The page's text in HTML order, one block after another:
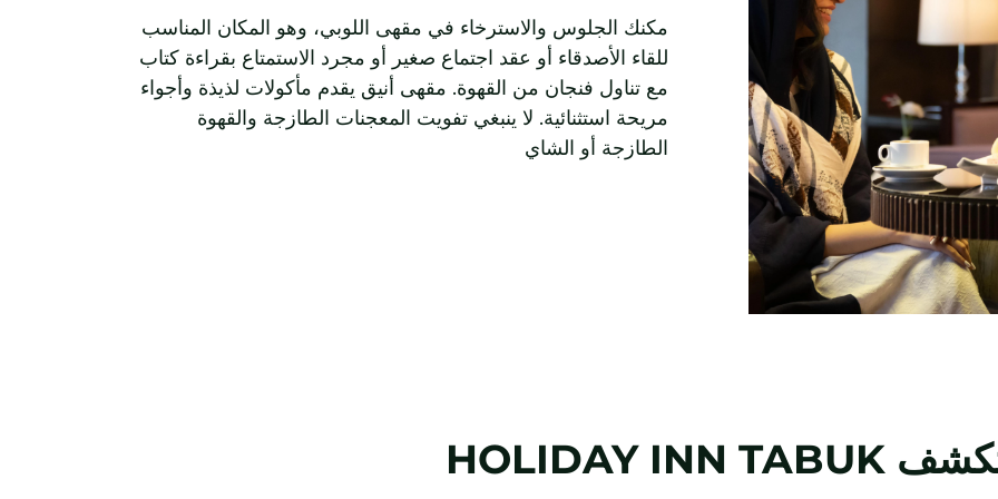
مكنك الجلوس والاسترخاء في مقهى اللوبي، وهو المكان المناسب
للقاء الأصدقاء أو عقد اجتماع صغير أو مجرد الاستمتاع بقراءة كتاب
مع تناول فنجان من القهوة. مقهى أنيق يقدم مأكولات لذيذة وأجواء
مريحة استثنائية. لا ينبغي تفويت المعجنات الطازجة والقهوة
الطازجة أو الشاي
HOLIDAY INN TABUK